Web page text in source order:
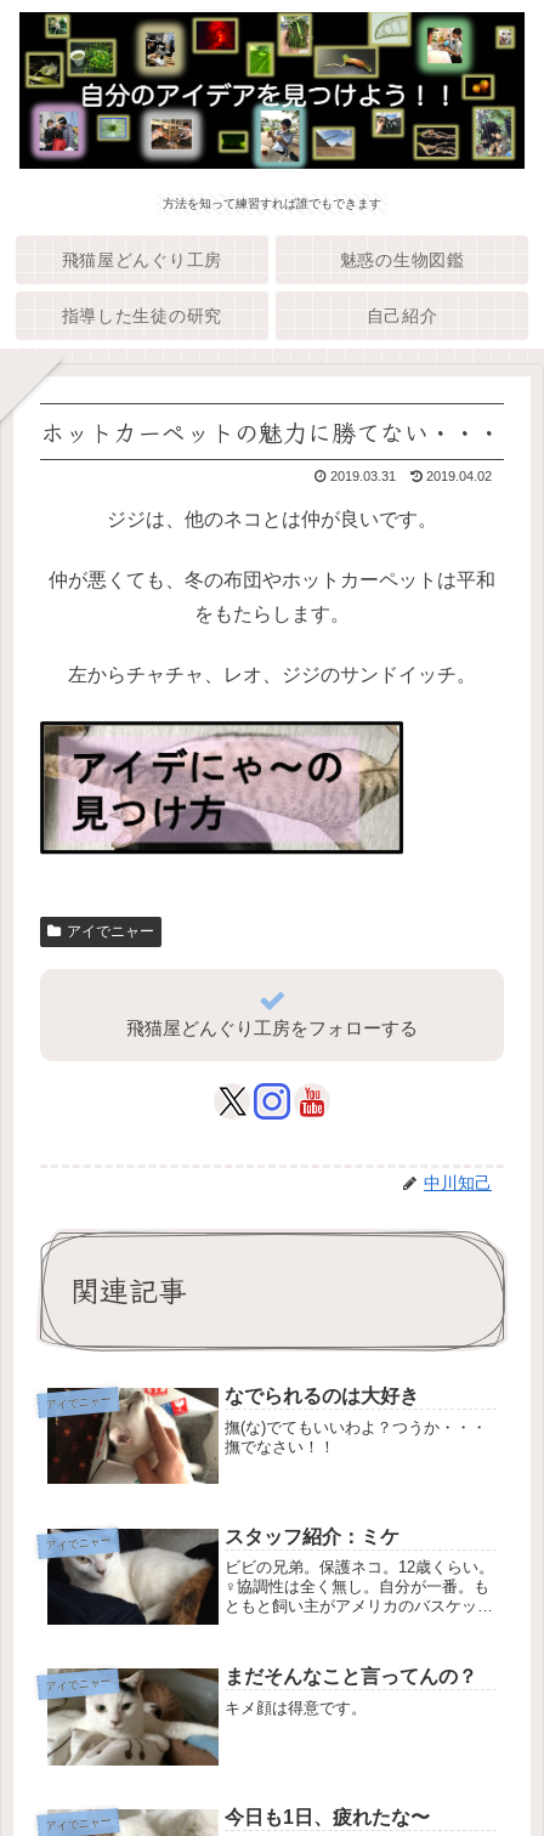
方法を知って練習すれば誰でもできます
飛猫屋どんぐり工房 魅惑の生物図鑑
指導した生徒の研究 自己紹介
ホットカーペットの魅力に勝てない・・・
2019.03.31 2019.04.02
ジジは、他のネコとは仲が良いです。
仲が悪くても、冬の布団やホットカーペットは平和
をもたらします。
左からチャチャ、レオ、ジジのサンドイッチ。
アイでニャー
飛猫屋どんぐり工房をフォローする
中川知己
関連記事
アイでニャー なでられるのは大好き
撫(な)でてもいいわよ？つうか・・・
撫でなさい！！
アイでニャー スタッフ紹介：ミケ
ビビの兄弟。保護ネコ。12歳くらい。
♀協調性は全く無し。自分が一番。も
ともと飼い主がアメリカのバスケット
が、それが由来でこの三毛猫は「ミケ
(mike)」と名付けられ...
アイでニャー まだそんなこと言ってんの？
キメ顔は得意です。
アイでニャー 今日も1日、疲れたな〜